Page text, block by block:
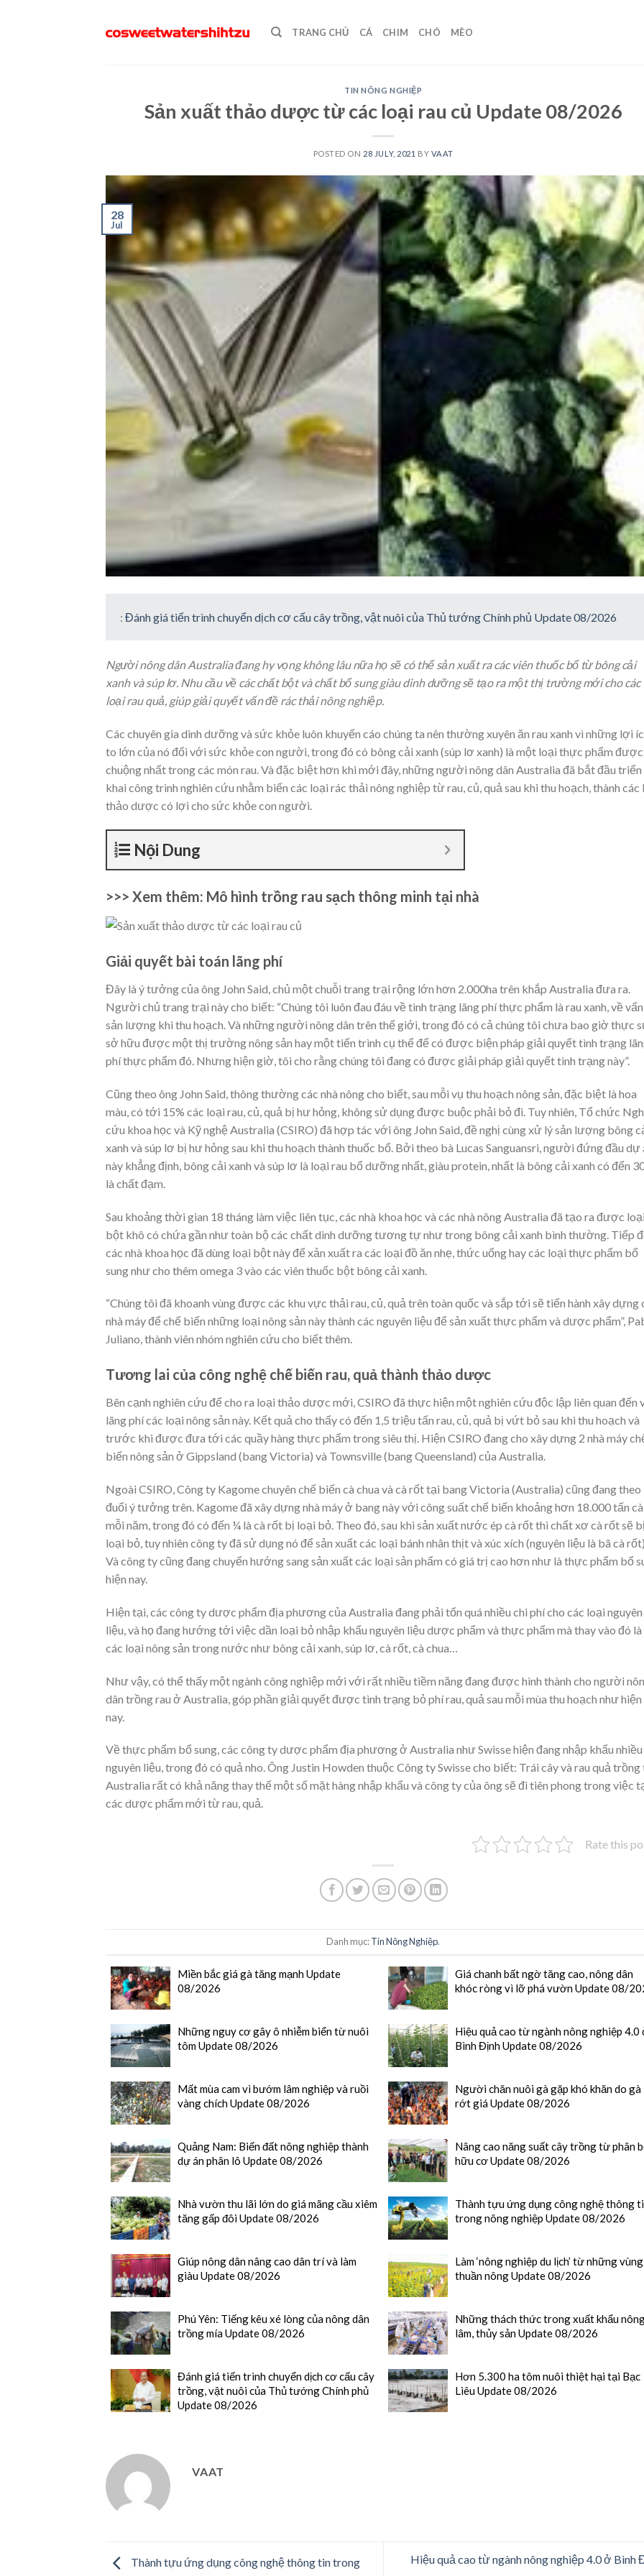
TRANG CHỦ CÁ CHIM CHÓ MÈO
TIN NÔNG NGHIỆP
Sản xuất thảo dược từ các loại rau củ Update 08/2026
POSTED ON 28 JULY, 2021 BY VAAT
28
Jul
: Đánh giá tiến trình chuyển dịch cơ cấu cây trồng, vật nuôi của Thủ tướng Chính phủ Update 08/2026
Người nông dân Australia đang hy vọng không lâu nữa họ sẽ có thể sản xuất ra các viên thuốc bổ từ bông cải
xanh và súp lơ. Nhu cầu về các chất bột và chất bổ sung giàu dinh dưỡng sẽ tạo ra một thị trường mới cho các
loại rau quả, giúp giải quyết vấn đề rác thải nông nghiệp.
Các chuyên gia dinh dưỡng và sức khỏe luôn khuyến cáo chúng ta nên thường xuyên ăn rau xanh vì những lợi
to lớn của nó đối với sức khỏe con người, trong đó có bông cải xanh (súp lơ xanh) là một loại thực phẩm
chuộng nhất trong các món rau. Và đặc biệt hơn khi mới đây, những người nông dân Australia đã bắt đầu triển
khai công trình nghiên cứu nhằm biến các loại rác thải nông nghiệp từ rau, củ, quả sau khi thu hoạch, thành các
thảo dược có lợi cho sức khỏe con người.
Nội Dung
>>> Xem thêm: Mô hình trồng rau sạch thông minh tại nhà
Giải quyết bài toán lãng phí
Đây là ý tưởng của ông John Said, chủ một chuỗi trang trại rộng lớn hơn 2.000ha trên khắp Australia đưa ra.
Người chủ trang trại này cho biết: “Chúng tôi luôn đau đáu về tình trạng lãng phí thực phẩm là rau xanh, về
sản lượng khi thu hoạch. Và những người nông dân trên thế giới, trong đó có cả chúng tôi chưa bao giờ thực
sở hữu được một thị trường nông sản hay một tiến trình cụ thể để có được biện pháp giải quyết tình trạng
phí thực phẩm đó. Nhưng hiện giờ, tôi cho rằng chúng tôi đang có được giải pháp giải quyết tình trạng này”.
Cũng theo ông John Said, thông thường các nhà nông cho biết, sau mỗi vụ thu hoạch nông sản, đặc biệt là hoa
màu, có tới 15% các loại rau, củ, quả bị hư hỏng, không sử dụng được buộc phải bỏ đi. Tuy nhiên, Tổ chức
cứu khoa học và Kỹ nghệ Australia (CSIRO) đã hợp tác với ông John Said, đề nghị cùng xử lý sản lượng bông
xanh và súp lơ bị hư hỏng sau khi thu hoạch thành thuốc bổ. Bởi theo bà Lucas Sanguansri, người đứng đầu dự
này khẳng định, bông cải xanh và súp lơ là loại rau bổ dưỡng nhất, giàu protein, nhất là bông cải xanh có đến
là chất đạm.
Sau khoảng thời gian 18 tháng làm việc liên tục, các nhà khoa học và các nhà nông Australia đã tạo ra được loại
bột khô có chứa gần như toàn bộ các chất dinh dưỡng tương tự như trong bông cải xanh bình thường. Tiếp
các nhà khoa học đã dùng loại bột này để xản xuất ra các loại đồ ăn nhẹ, thức uống hay các loại thực phẩm bổ
sung như cho thêm omega 3 vào các viên thuốc bột bông cải xanh.
“Chúng tôi đã khoanh vùng được các khu vực thải rau, củ, quả trên toàn quốc và sắp tới sẽ tiến hành xây dựng
nhà máy để chế biến những loại nông sản này thành các nguyên liệu để sản xuất thực phẩm và dược phẩm”,
Juliano, thành viên nhóm nghiên cứu cho biết thêm.
Tương lai của công nghệ chế biến rau, quả thành thảo dược
Bên cạnh nghiên cứu để cho ra loại thảo dược mới, CSIRO đã thực hiện một nghiên cứu độc lập liên quan đến
lãng phí các loại nông sản này. Kết quả cho thấy có đến 1,5 triệu tấn rau, củ, quả bị vứt bỏ sau khi thu hoạch và
trước khi được đưa tới các quầy hàng thực phẩm trong siêu thị. Hiện CSIRO đang cho xây dựng 2 nhà máy
biến nông sản ở Gippsland (bang Victoria) và Townsville (bang Queensland) của Australia.
Ngoài CSIRO, Công ty Kagome chuyên chế biến cà chua và cà rốt tại bang Victoria (Australia) cũng đang theo
đuổi ý tưởng trên. Kagome đã xây dựng nhà máy ở bang này với công suất chế biến khoảng hơn 18.000 tấn
mỗi năm, trong đó có đến ¼ là cà rốt bị loại bỏ. Theo đó, sau khi sản xuất nước ép cà rốt thì chất xơ cà rốt sẽ bị
loại bỏ, tuy nhiên công ty đã sử dụng nó để sản xuất các loại bánh nhân thịt và xúc xích (nguyên liệu là bã cà
Và công ty cũng đang chuyển hướng sang sản xuất các loại sản phẩm có giá trị cao hơn như là thực phẩm bổ
hiện nay.
Hiện tại, các công ty dược phẩm địa phương của Australia đang phải tốn quá nhiều chi phí cho các loại nguyên
liệu, và họ đang hướng tới việc dần loại bỏ nhập khẩu nguyên liệu dược phẩm và thực phẩm mà thay vào đó là
các loại nông sản trong nước như bông cải xanh, súp lơ, cà rốt, cà chua…
Như vậy, có thể thấy một ngành công nghiệp mới với rất nhiều tiềm năng đang được hình thành cho người
dân trồng rau ở Australia, góp phần giải quyết được tình trạng bỏ phí rau, quả sau mỗi mùa thu hoạch như hiện
nay.
Về thực phẩm bổ sung, các công ty dược phẩm địa phương ở Australia như Swisse hiện đang nhập khẩu nhiều
nguyên liệu, trong đó có quả nho. Ông Justin Howden thuộc Công ty Swisse cho biết: Trái cây và rau quả trồng
Australia rất có khả năng thay thế một số mặt hàng nhập khẩu và công ty của ông sẽ đi tiên phong trong việc
các dược phẩm mới từ rau, quả.
Rate this
Danh mục:Tin Nông Nghiệp.
Miền bắc giá gà tăng mạnh Update
08/2026
Giá chanh bất ngờ tăng cao, nông dân
khóc ròng vì lỡ phá vườn Update 08/
Những nguy cơ gây ô nhiễm biển từ nuôi
tôm Update 08/2026
Hiệu quả cao từ ngành nông nghiệp 4.0
Bình Định Update 08/2026
Mất mùa cam vì bướm lâm nghiệp và ruồi
vàng chích Update 08/2026
Người chăn nuôi gà gặp khó khăn do gà
rớt giá Update 08/2026
Quảng Nam: Biến đất nông nghiệp thành
dự án phân lô Update 08/2026
Nâng cao năng suất cây trồng từ phân
hữu cơ Update 08/2026
Nhà vườn thu lãi lớn do giá mãng cầu xiêm
tăng gấp đôi Update 08/2026
Thành tựu ứng dụng công nghệ thông
trong nông nghiệp Update 08/2026
Giúp nông dân nâng cao dân trí và làm
giàu Update 08/2026
Làm ‘nông nghiệp du lịch’ từ những vùng
thuần nông Update 08/2026
Phú Yên: Tiếng kêu xé lòng của nông dân
trồng mía Update 08/2026
Những thách thức trong xuất khẩu
lâm, thủy sản Update 08/2026
Đánh giá tiến trình chuyển dịch cơ cấu cây
trồng, vật nuôi của Thủ tướng Chính phủ
Update 08/2026
Hơn 5.300 ha tôm nuôi thiệt hại tại Bạc
Liêu Update 08/2026
VAAT
Thành tựu ứng dụng công nghệ thông tin trong
Hiệu quả cao từ ngành nông nghiệp 4.0 ở Bình